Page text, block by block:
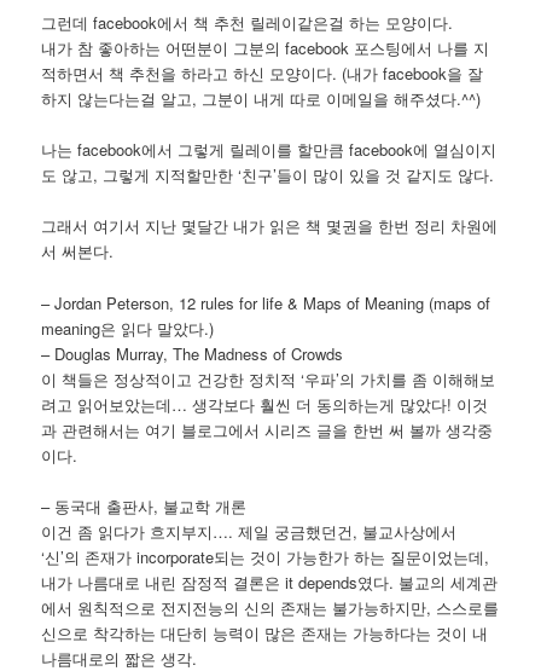
그런데 facebook에서 책 추천 릴레이같은걸 하는 모양이다.
내가 참 좋아하는 어떤분이 그분의 facebook 포스팅에서 나를 지
적하면서 책 추천을 하라고 하신 모양이다. (내가 facebook을 잘
하지 않는다는걸 알고, 그분이 내게 따로 이메일을 해주셨다.^^)
나는 facebook에서 그렇게 릴레이를 할만큼 facebook에 열심이지
도 않고, 그렇게 지적할만한 ‘친구’들이 많이 있을 것 같지도 않다.
그래서 여기서 지난 몇달간 내가 읽은 책 몇권을 한번 정리 차원에
서 써본다.
– Jordan Peterson, 12 rules for life & Maps of Meaning (maps of
meaning은 읽다 말았다.)
– Douglas Murray, The Madness of Crowds
이 책들은 정상적이고 건강한 정치적 ‘우파’의 가치를 좀 이해해보
려고 읽어보았는데… 생각보다 훨씬 더 동의하는게 많았다! 이것
과 관련해서는 여기 블로그에서 시리즈 글을 한번 써 볼까 생각중
이다.
– 동국대 출판사, 불교학 개론
이건 좀 읽다가 흐지부지…. 제일 궁금했던건, 불교사상에서
‘신’의 존재가 incorporate되는 것이 가능한가 하는 질문이었는데,
내가 나름대로 내린 잠정적 결론은 it depends였다. 불교의 세계관
에서 원칙적으로 전지전능의 신의 존재는 불가능하지만, 스스로를
신으로 착각하는 대단히 능력이 많은 존재는 가능하다는 것이 내
나름대로의 짧은 생각.